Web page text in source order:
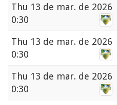
Thu 13 de mar. de 2026
0:30
Thu 13 de mar. de 2026
0:30
Thu 13 de mar. de 2026
0:30